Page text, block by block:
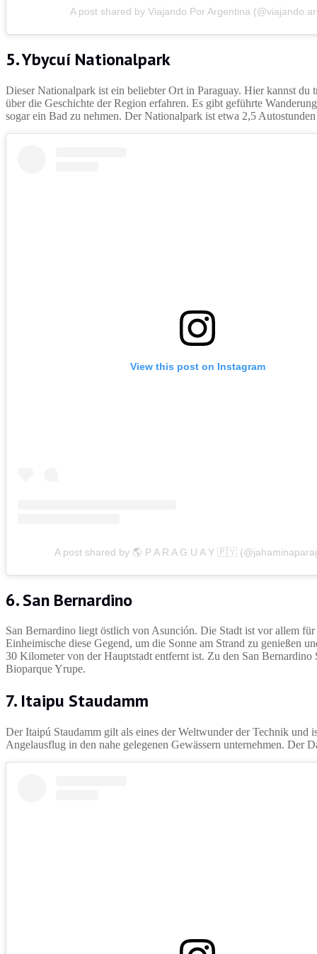
A post shared by Viajando Por Argentina
5. Ybycuí Nationalpark
Dieser Nationalpark ist ein beliebter Ort in Paraguay. Hier kannst
über die Geschichte der Region erfahren. Es gibt geführte
sogar ein Bad zu nehmen. Der Nationalpark ist etwa 2,5
View this post on Instagram
A post shared by 🌎 P A R A G U A Y 🇵🇾
6. San Bernardino
San Bernardino liegt östlich von Asunción. Die Stadt ist vor allem
Einheimische diese Gegend, um die Sonne am Strand zu genießen
30 Kilometer von der Hauptstadt entfernt ist. Zu den San
Bioparque Yrupe.
7. Itaipu Staudamm
Der Itaipú Staudamm gilt als eines der Weltwunder der Technik und
Angelausflug in den nahe gelegenen Gewässern unternehmen. Der